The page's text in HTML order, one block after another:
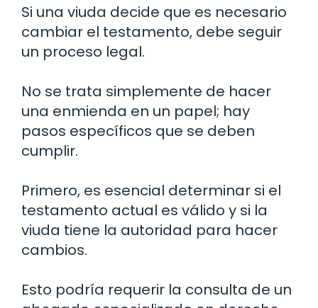
Si una viuda decide que es necesario
cambiar el testamento, debe seguir
un proceso legal.
No se trata simplemente de hacer
una enmienda en un papel; hay
pasos específicos que se deben
cumplir.
Primero, es esencial determinar si el
testamento actual es válido y si la
viuda tiene la autoridad para hacer
cambios.
Esto podría requerir la consulta de un